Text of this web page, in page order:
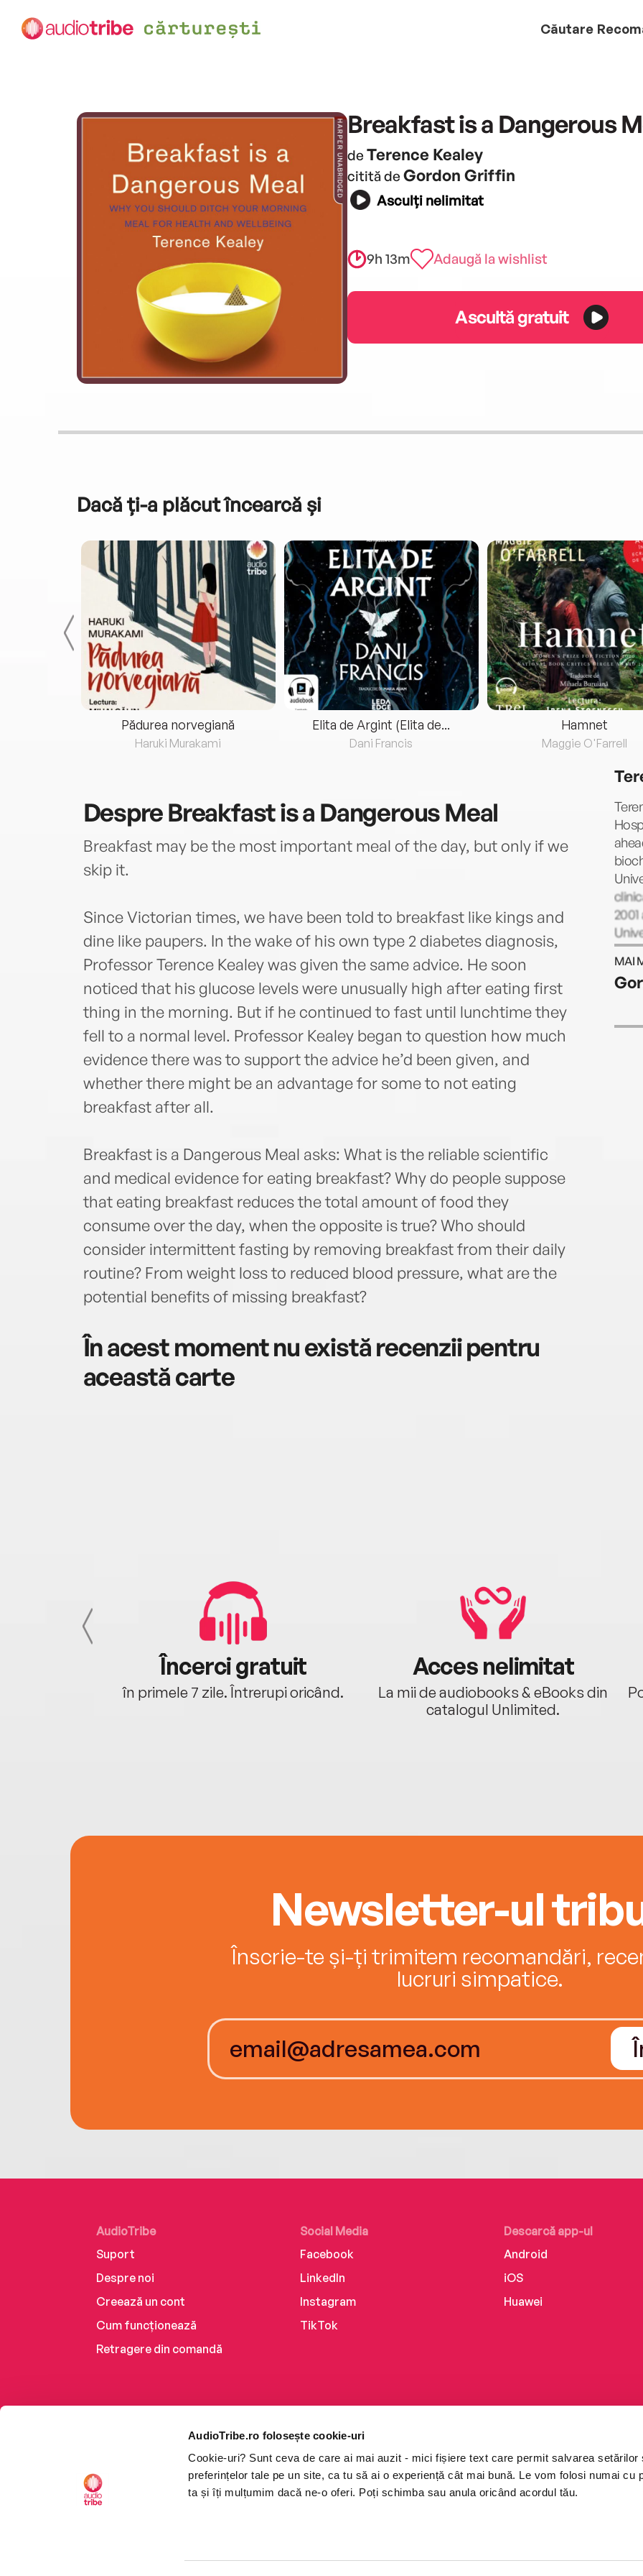
AudioTribe.ro folosește cookie-uri
Cookie-uri? Sunt ceva de care ai mai auzit - mici fișiere text care permit salvarea setărilor
preferințelor tale pe un site, ca tu să ai o experiență cât mai bună. Le vom folosi numai cu
ta și îți mulțumim dacă ne-o oferi. Poți schimba sau anula oricând acordul tău.
Căutare
Breakfast is a Dangerous
de Terence Kealey
citită de Gordon Griffin
Asculți nelimitat
9h 13m Adaugă la wishlist
Ascultă gratuit
Dacă ți-a plăcut încearcă și
Pădurea norvegiană
Haruki Murakami
Elita de Argint (Elita de...
Dani Francis
Hamnet
Maggie O'Farrell
DespreBreakfast is a Dangerous Meal
Breakfast may be the most important meal of the day, but only if we
skip it.
Since Victorian times, we have been told to breakfast like kings and
dine like paupers. In the wake of his own type 2 diabetes diagnosis,
Professor Terence Kealey was given the same advice. He soon
noticed that his glucose levels were unusually high after eating first
thing in the morning. But if he continued to fast until lunchtime they
fell to a normal level. Professor Kealey began to question how much
evidence there was to support the advice he’d been given, and
whether there might be an advantage for some to not eating
breakfast after all.
Breakfast is a Dangerous Meal asks: What is the reliable scientific
and medical evidence for eating breakfast? Why do people suppose
that eating breakfast reduces the total amount of food they
consume over the day, when the opposite is true? Who should
consider intermittent fasting by removing breakfast from their daily
routine? From weight loss to reduced blood pressure, what are the
potential benefits of missing breakfast?
În acest moment nu există recenzii pentru
această carte
MAI
Încerci gratuit
în primele 7 zile. Întrerupi oricând.
Acces nelimitat
La mii de audiobooks & eBooks din
catalogul Unlimited.
Newsletter-ul
Înscrie-te și-ți trimitem recomandări,
lucruri simpatice.
AudioTribe
Suport
Despre noi
Creează un cont
Cum funcționează
Retragere din comandă
Social Media
Facebook
LinkedIn
Instagram
TikTok
Descarcă app-ul
Android
iOS
Huawei